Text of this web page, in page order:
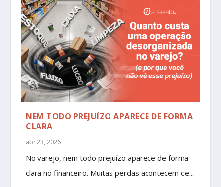
NEM TODO PREJUÍZO APARECE DE FORMA
CLARA
abr 23, 2026
No varejo, nem todo prejuízo aparece de forma
clara no financeiro. Muitas perdas acontecem de...